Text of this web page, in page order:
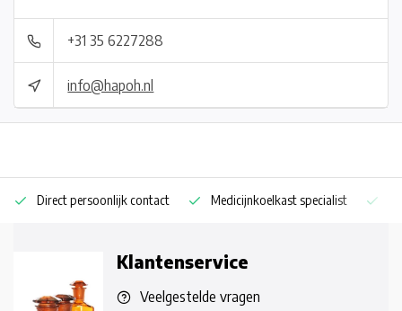
+31 35 6227288
info@hapoh.nl
Direct persoonlijk contact Medicijnkoelkast specialist
Klantenservice
Veelgestelde vragen